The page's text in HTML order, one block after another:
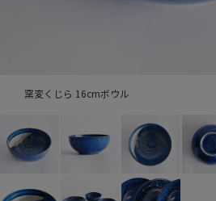
窯変くじら 16cmボウル